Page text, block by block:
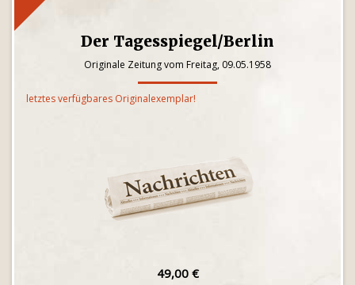
Der Tagesspiegel/Berlin
Originale Zeitung vom Freitag, 09.05.1958
letztes verfügbares Originalexemplar!
49,00 €